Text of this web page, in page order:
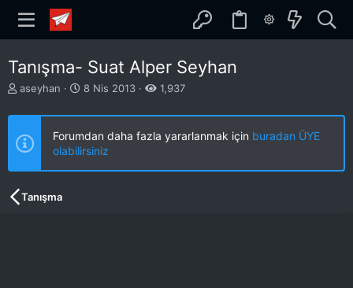
Tanışma- Suat Alper Seyhan
K
n
u
u
b
a
aseyhan
B
ş
a
n
g
8 Nis 2013 1,937
Forumdan daha fazla yararlanmak için buradan ÜYE
olabilirsiniz
Tanışma